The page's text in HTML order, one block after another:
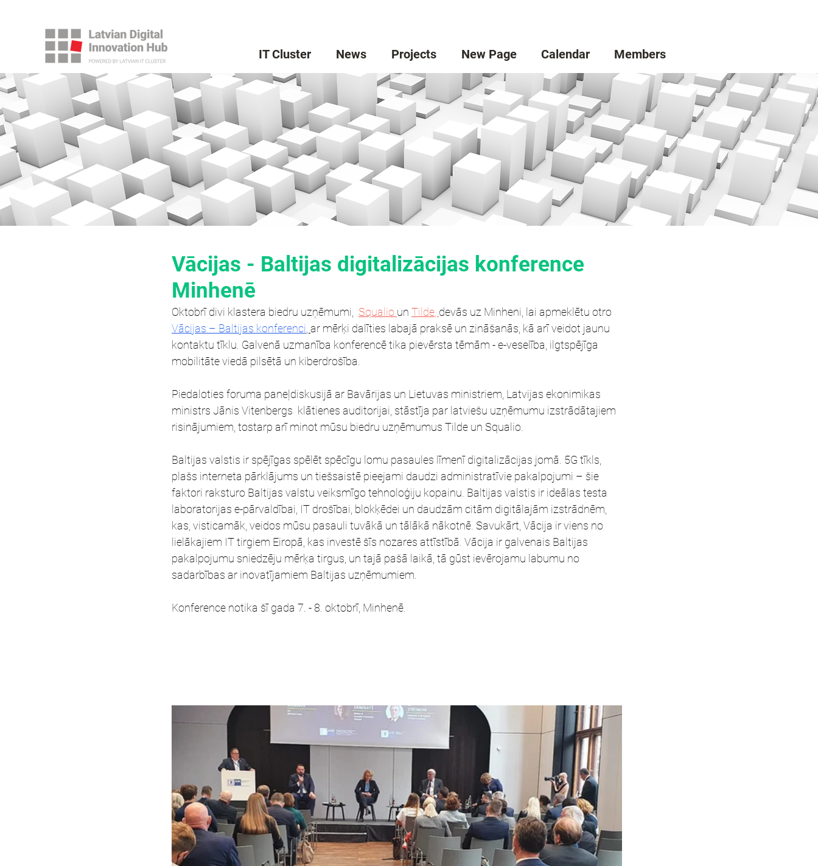
IT Cluster News Projects New Page Calendar Members
Vācijas - Baltijas digitalizācijas konference
Minhenē
Oktobrī divi klastera biedru uzņēmumi, Squalio un Tilde devās uz Minheni, lai apmeklētu otro
Vācijas – Baltijas konferenci ar mērķi dalīties labajā praksē un zināšanās, kā arī veidot jaunu
kontaktu tīklu. Galvenā uzmanība konferencē tika pievērsta tēmām - e-veselība, ilgtspējīga
mobilitāte viedā pilsētā un kiberdrošība.
Piedaloties foruma paneļdiskusijā ar Bavārijas un Lietuvas ministriem, Latvijas ekonimikas
ministrs Jānis Vitenbergs  klātienes auditorijai, stāstīja par latviešu uzņēmumu izstrādātajiem
risinājumiem, tostarp arī minot mūsu biedru uzņēmumus Tilde un Squalio.
Baltijas valstis ir spējīgas spēlēt spēcīgu lomu pasaules līmenī digitalizācijas jomā. 5G tīkls,
plašs interneta pārklājums un tiešsaistē pieejami daudzi administratīvie pakalpojumi – šie
faktori raksturo Baltijas valstu veiksmīgo tehnoloģiju kopainu. Baltijas valstis ir ideālas testa
laboratorijas e-pārvaldībai, IT drošībai, blokķēdei un daudzām citām digitālajām izstrādnēm,
kas, visticamāk, veidos mūsu pasauli tuvākā un tālākā nākotnē. Savukārt, Vācija ir viens no
lielākajiem IT tirgiem Eiropā, kas investē šīs nozares attīstībā. Vācija ir galvenais Baltijas
pakalpojumu sniedzēju mērķa tirgus, un tajā pašā laikā, tā gūst ievērojamu labumu no
sadarbības ar inovatījamiem Baltijas uzņēmumiem.
Konference notika šī gada 7. - 8. oktobrī, Minhenē.